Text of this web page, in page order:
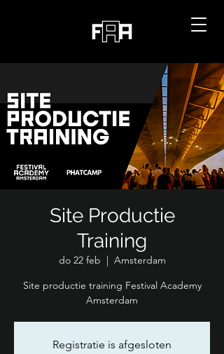
Site Productie
Training
do 22 feb
  |
Amsterdam
Site productie training Festival Academy
Amsterdam
Registratie is afgesloten